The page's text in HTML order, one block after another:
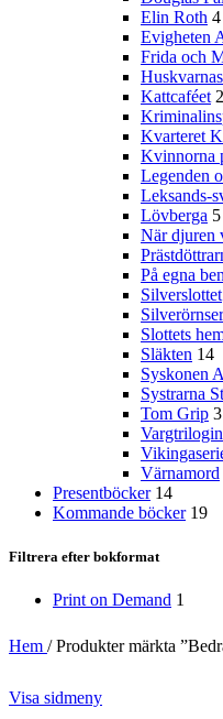
Elin Roth 4
Evigheten
Frida och
Kattcaféet 2
Kvarteret
Kvinnorna
Legenden
Leksands-
Lövberga 5
När djuren
På egna ben
Silverslottet
Slottets
Släkten 14
Syskonen
Systrarna
Tom Grip 3
Vargtrilogin
Värnamord
Presentböcker 14
Kommande böcker 19
Filtrera efter bokformat
Print on Demand 1
Hem / Produkter märkta
Visa sidmeny